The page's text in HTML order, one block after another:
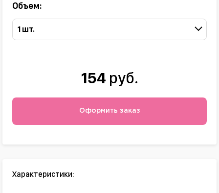
Объем:
1 шт.
154 руб.
Оформить заказ
Характеристики: